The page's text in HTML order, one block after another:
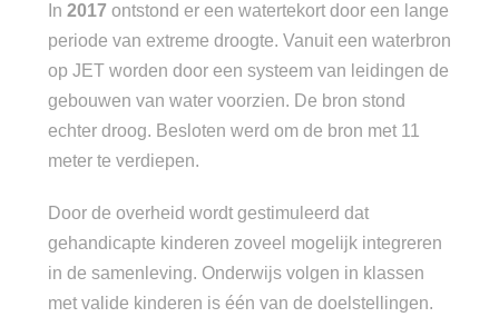
In 2017 ontstond er een watertekort door een lange
periode van extreme droogte. Vanuit een waterbron
op JET worden door een systeem van leidingen de
gebouwen van water voorzien. De bron stond
echter droog. Besloten werd om de bron met 11
meter te verdiepen.
Door de overheid wordt gestimuleerd dat
gehandicapte kinderen zoveel mogelijk integreren
in de samenleving. Onderwijs volgen in klassen
met valide kinderen is één van de doelstellingen.